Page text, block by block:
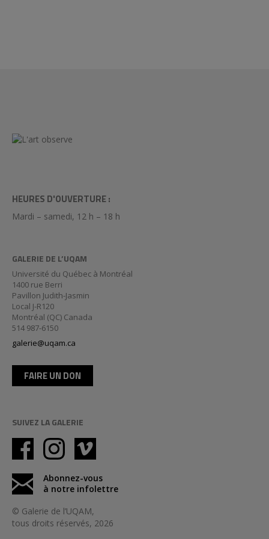
HEURES D'OUVERTURE :
Mardi – samedi, 12 h – 18 h
GALERIE DE L’UQAM
Université du Québec à Montréal
1400 rue Berri
Pavillon Judith-Jasmin
Local J-R120
Montréal (QC) Canada
514 987-6150
galerie@uqam.ca
FAIRE UN DON
SUIVEZ LA GALERIE
Abonnez-vous
à notre infolettre
© Galerie de l’UQAM,
tous droits réservés, 2026